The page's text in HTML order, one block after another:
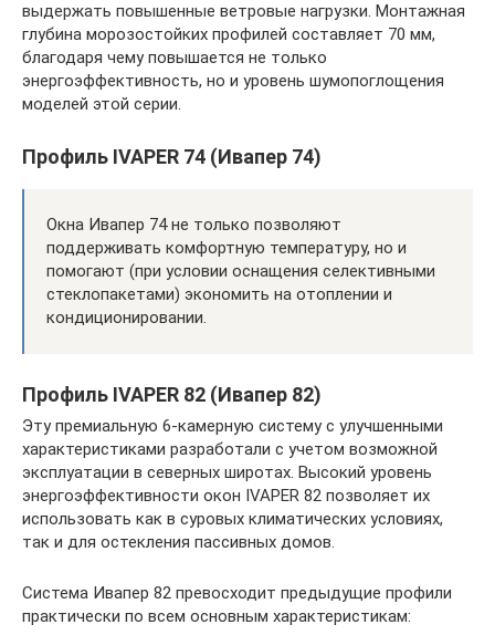
выдержать повышенные ветровые нагрузки. Монтажная
глубина морозостойких профилей составляет 70 мм,
благодаря чему повышается не только
энергоэффективность, но и уровень шумопоглощения
моделей этой серии.
Профиль IVAPER 74 (Ивапер 74)
Окна Ивапер 74 не только позволяют
поддерживать комфортную температуру, но и
помогают (при условии оснащения селективными
стеклопакетами) экономить на отоплении и
кондиционировании.
Профиль IVAPER 82 (Ивапер 82)
Эту премиальную 6-камерную систему с улучшенными
характеристиками разработали с учетом возможной
эксплуатации в северных широтах. Высокий уровень
энергоэффективности окон IVAPER 82 позволяет их
использовать как в суровых климатических условиях,
так и для остекления пассивных домов.
Система Ивапер 82 превосходит предыдущие профили
практически по всем основным характеристикам: